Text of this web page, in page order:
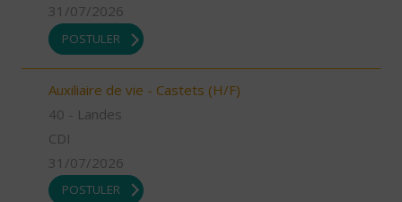
31/07/2026
POSTULER
Auxiliaire de vie - Castets (H/F)
40 - Landes
CDI
31/07/2026
POSTULER